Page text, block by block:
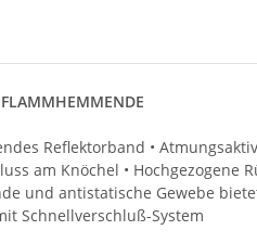
Reflektorband •
am Knöchel • Hochgezogene
und antistatische Gewebe
Schnellverschluß-System